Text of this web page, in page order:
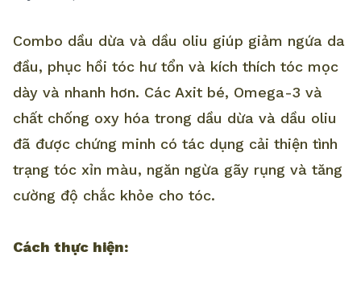
Combo dầu dừa và dầu oliu giúp giảm ngứa da
đầu, phục hồi tóc hư tổn và kích thích tóc mọc
dày và nhanh hơn. Các Axit bé, Omega-3 và
chất chống oxy hóa trong dầu dừa và dầu oliu
đã được chứng minh có tác dụng cải thiện tình
trạng tóc xỉn màu, ngăn ngừa gãy rụng và tăng
cường độ chắc khỏe cho tóc.
Cách thực hiện: